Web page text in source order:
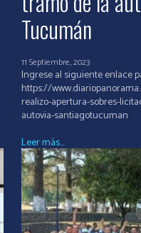
Tucumán
11 Septiembre, 2023
Ingrese al siguiente enlace
https://
realizo-apertura-sobres-
autovia-santiagotucuman
Leer más...